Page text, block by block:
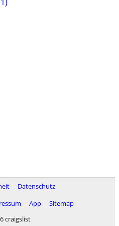
Datenschutz
App
Sitemap
craigslist